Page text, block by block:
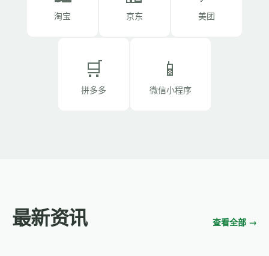
淘宝 京东 美团
🛒
拼多多
📱
微信小程序
最新资讯 查看全部 →